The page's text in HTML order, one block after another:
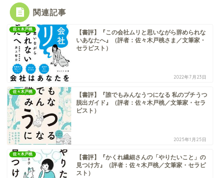
関連記事
佐々木戸桃
【書評】『この会社ムリと思いながら辞められな
いあなたへ』（評者：佐々木戸桃さま／文筆家・
セラピスト）
2022年7月23日
佐々木戸桃
【書評】『誰でもみんなうつになる 私のプチうつ
脱出ガイド』（評者：佐々木戸桃／文筆家・セラ
ピスト）
2025年1月25日
佐々木戸桃
【書評】『かくれ繊細さんの「やりたいこと」の
見つけ方』（評者：佐々木戸桃／文筆家・セラピ
スト）